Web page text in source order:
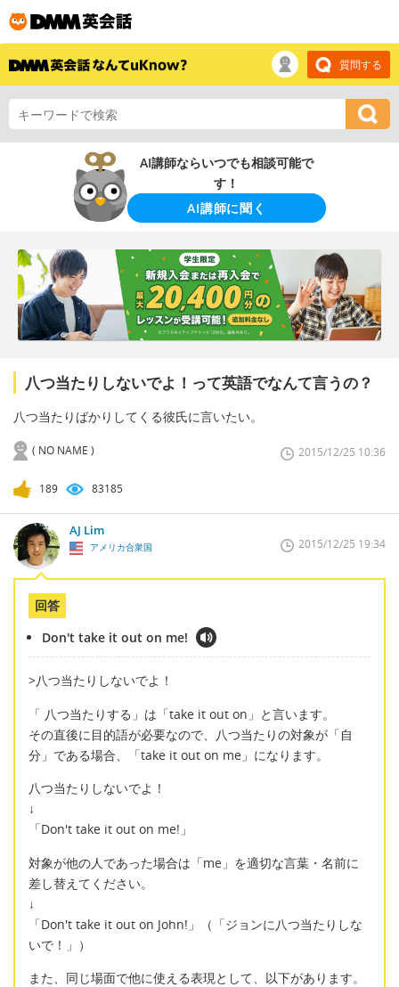
質問する
AI講師ならいつでも相談可能で
す！
AI講師に聞く
八つ当たりしないでよ！って英語でなんて言うの？
八つ当たりばかりしてくる彼氏に言いたい。
( NO NAME ) 2015/12/25 10:36
189 83185
AJ Lim
アメリカ合衆国 2015/12/25 19:34
回答
Don't take it out on me!
>八つ当たりしないでよ！
「 八つ当たりする」は「take it out on」と言います。
その直後に目的語が必要なので、八つ当たりの対象が「自
分」である場合、「take it out on me」になります。
八つ当たりしないでよ！
↓
「Don't take it out on me!」
対象が他の人であった場合は「me」を適切な言葉・名前に
差し替えてください。
↓
「Don't take it out on John!」（「ジョンに八つ当たりしな
いで！」）
また、同じ場面で他に使える表現として、以下があります。